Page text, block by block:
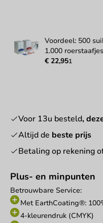
Plus- en minpunten
Betrouwbare Service:
Met EarthCoating®:
4-kleurendruk (CMYK)
Voordeel: 500
1.000
€ 22,951
Voor 13u besteld,
Altijd de beste prijs
Betaling op rekening